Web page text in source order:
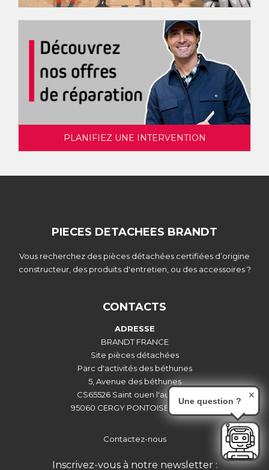
PLANIFIEZ UNE INTERVENTION
PIECES DETACHEES BRANDT
Vous recherchez des pièces détachées certifiées d’origine
constructeur, des produits d'entretien, ou des accessoires ?
CONTACTS
ADRESSE
BRANDT FRANCE
Site pièces détachées
Parc d'activités des béthunes
5, Avenue des béthunes
CS65526 Saint ouen l'aumône
95060 CERGY PONTOISE CEDEX
Contactez-nous
Inscrivez-vous à notre newsletter :
Une question ?
✕